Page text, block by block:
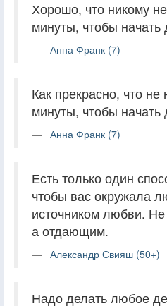
Хорошо, что никому
минуты, чтобы
Анна Франк (7)
Как прекрасно, что
минуты, чтобы
Анна Франк (7)
Есть только один
чтобы вас окружала
источником любви.
а отдающим.
Александр Свияш (50+)
Надо делать любое